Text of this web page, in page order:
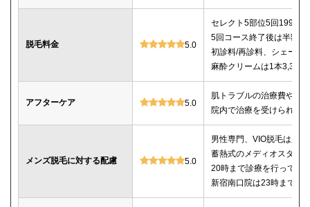
脱毛料金 5.0
セレクト5部位5回
5回コース終了後は半額
初診料/再診料、シェービ
麻酔クリームは1本3,300
アフターケア 5.0
肌トラブルの治療費や薬
院内で治療を受けられる
メンズ脱毛に対する配慮 5.0
男性専門、VIO脱毛は必
蓄熱式のメディオスター
20時まで診療を行ってい
新宿南口院は23時までの